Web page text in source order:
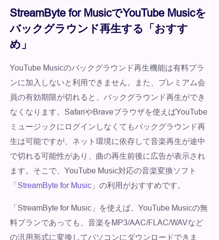
StreamByte for MusicでYouTube Musicを
バックグラウンド再生する「おすす
め」
YouTube Musicのバックグラウンド再生機能は有料プラ
ンに加入しないと利用できません。また、プレミアム会
員の有効期限が切れると、バックグラウンド再生ができ
なくなります。SafariやBraveブラウザを使えばYouTube
ミュージックにログインしなくてもバックグラウンド再
生は可能ですが、ネット環境に依存して音楽再生が途中
で切れる可能性があり、曲の再生前後に広告が表示され
ます。そこで、YouTube Music対応の音楽変換ソフト
「StreamByte for Music 」の利用がおすすめです。
「StreamByte for Music」を使えば、YouTube Musicの無
料プランであっても、音楽をMP3/AAC/FLAC/WAVなど
の汎用形式に変換してパソコンにダウンロードできま